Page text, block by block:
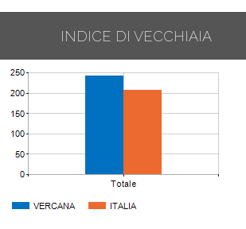
INDICE DI VECCHIAIA